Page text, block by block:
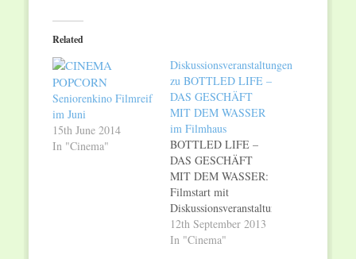
(Opens
in
new
Related
Seniorenkino Filmreif
im Juni
15th June 2014
In "Cinema"
Diskussionsveranstaltungen
zu BOTTLED LIFE –
DAS GESCHÄFT
MIT DEM WASSER
im Filmhaus
BOTTLED LIFE –
DAS GESCHÄFT
MIT DEM WASSER:
Filmstart mit
Diskussionsveranstaltungen
im FILMHAUS. Ab
12. September läuft
12th September 2013
In "Cinema"